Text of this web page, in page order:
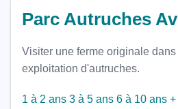
Parc Autruches
Visiter une ferme originale
exploitation d'autruches.
1 à 2 ans 3 à 5 ans 6 à 10 ans +